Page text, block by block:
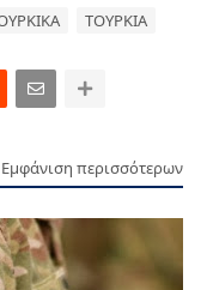
ΤΟΥΡΚΙΑ
Εμφάνιση περισσότερων